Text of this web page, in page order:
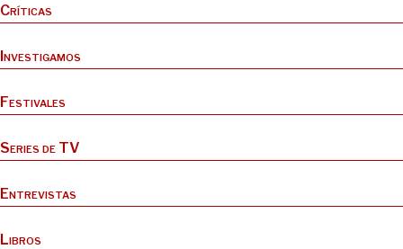
Críticas
Investigamos
Festivales
Series de TV
Entrevistas
Libros